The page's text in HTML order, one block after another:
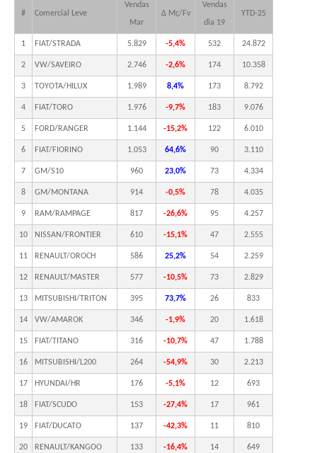
# Comercial Leve
Vendas
Mar
Δ Mç/Fv
Vendas
dia 19
YTD-25
1 FIAT/STRADA 5.829 -5,4% 532 24.872
2 VW/SAVEIRO 2.746 -2,6% 174 10.358
3 TOYOTA/HILUX 1.989 8,4% 173 8.792
4 FIAT/TORO 1.976 -9,7% 183 9.076
5 FORD/RANGER 1.144 -15,2% 122 6.010
6 FIAT/FIORINO 1.053 64,6% 90 3.110
7 GM/S10 960 23,0% 73 4.334
8 GM/MONTANA 914 -0,5% 78 4.035
9 RAM/RAMPAGE 817 -26,6% 95 4.257
10 NISSAN/FRONTIER 610 -15,1% 47 2.555
11 RENAULT/OROCH 586 25,2% 54 2.259
12 RENAULT/MASTER 577 -10,5% 73 2.829
13 MITSUBISHI/TRITON 395 73,7% 26 833
14 VW/AMAROK 346 -1,9% 20 1.618
15 FIAT/TITANO 316 -10,7% 47 1.788
16 MITSUBISHI/L200 264 -54,9% 30 2.213
17 HYUNDAI/HR 176 -5,1% 12 693
18 FIAT/SCUDO 153 -27,4% 17 961
19 FIAT/DUCATO 137 -42,3% 11 810
20 RENAULT/KANGOO 133 -16,4% 14 649